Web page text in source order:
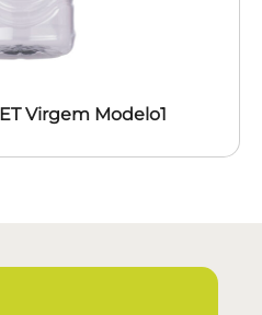
Virgem Modelo1